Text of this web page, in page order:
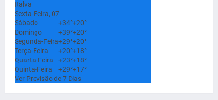
Italva
Sexta-Feira, 07
Sábado
+34°+20°
Domingo
+39°+20°
Segunda-Feira+29°+20°
Terça-Feira
+20°+18°
Quarta-Feira
+23°+18°
Quinta-Feira
+29°+17°
Ver Previsão de 7 Dias